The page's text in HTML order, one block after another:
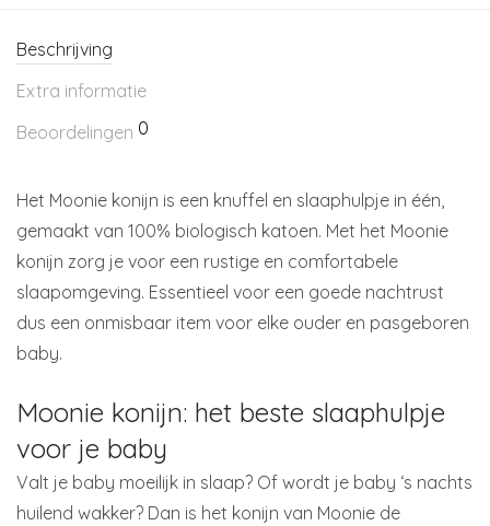
Beschrijving
Extra informatie
Beoordelingen 0
Het Moonie konijn is een knuffel en slaaphulpje in één,
gemaakt van 100% biologisch katoen. Met het Moonie
konijn zorg je voor een rustige en comfortabele
slaapomgeving. Essentieel voor een goede nachtrust
dus een onmisbaar item voor elke ouder en pasgeboren
baby.
Moonie konijn: het beste slaaphulpje
voor je baby
Valt je baby moeilijk in slaap? Of wordt je baby ‘s nachts
huilend wakker? Dan is het konijn van Moonie de